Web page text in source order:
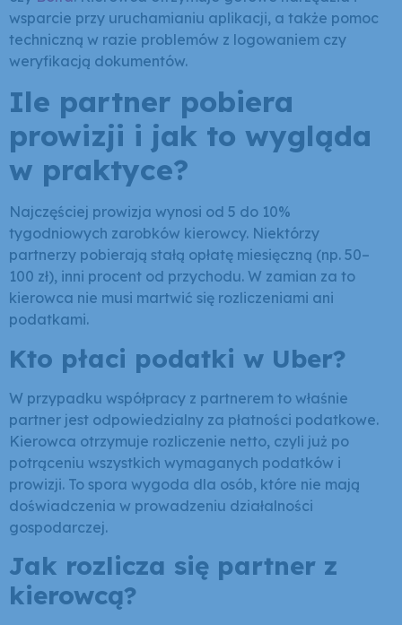
wsparcie przy uruchamianiu aplikacji, a także pomoc
techniczną w razie problemów z logowaniem czy
weryfikacją dokumentów.
Ile partner pobiera
prowizji i jak to wygląda
w praktyce?
Najczęściej prowizja wynosi od 5 do 10%
tygodniowych zarobków kierowcy. Niektórzy
partnerzy pobierają stałą opłatę miesięczną (np. 50–
100 zł), inni procent od przychodu. W zamian za to
kierowca nie musi martwić się rozliczeniami ani
podatkami.
Kto płaci podatki w Uber?
W przypadku współpracy z partnerem to właśnie
partner jest odpowiedzialny za płatności podatkowe.
Kierowca otrzymuje rozliczenie netto, czyli już po
potrąceniu wszystkich wymaganych podatków i
prowizji. To spora wygoda dla osób, które nie mają
doświadczenia w prowadzeniu działalności
gospodarczej.
Jak rozlicza się partner z
kierowcą?